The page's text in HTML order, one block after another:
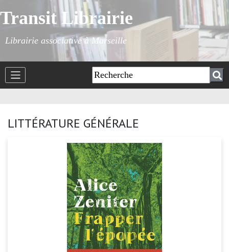
Transit Librairie
Librairie associative à Marseille
LITTÉRATURE GÉNÉRALE